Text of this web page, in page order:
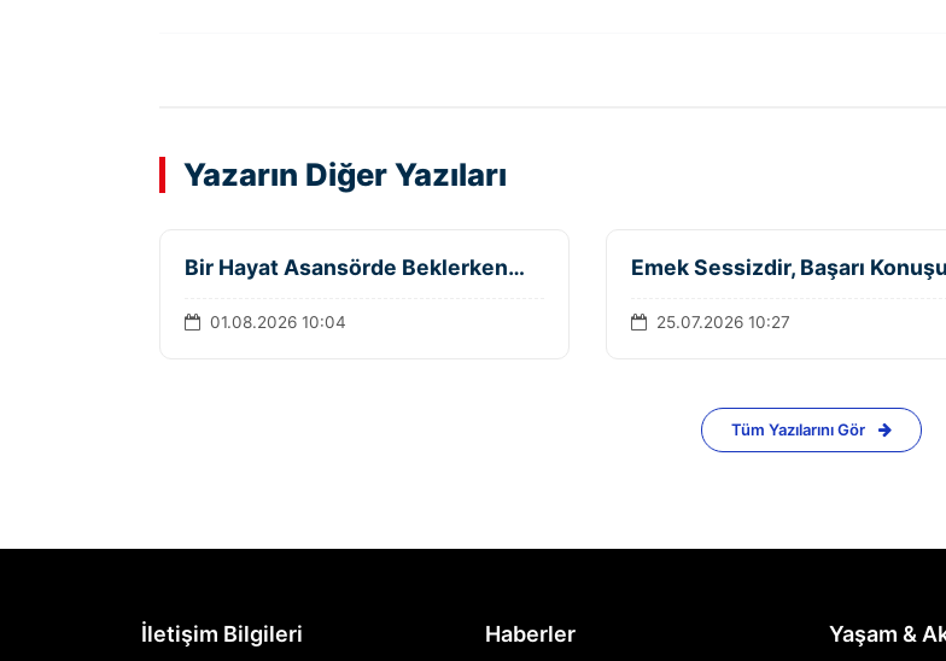
Yazarın Diğer Yazıları
Bir Hayat Asansörde Beklerken…
01.08.2026 10:04
Emek Sessizdir, Başarı
25.07.2026 10:27
Tüm Yazılarını Gör
İletişim Bilgileri Haberler Yaşam &